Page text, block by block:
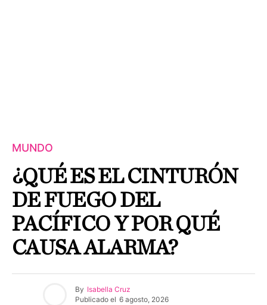
MUNDO
¿QUÉ ES EL CINTURÓN
DE FUEGO DEL
PACÍFICO Y POR QUÉ
CAUSA ALARMA?
By Isabella Cruz
Publicado el 6 agosto, 2026